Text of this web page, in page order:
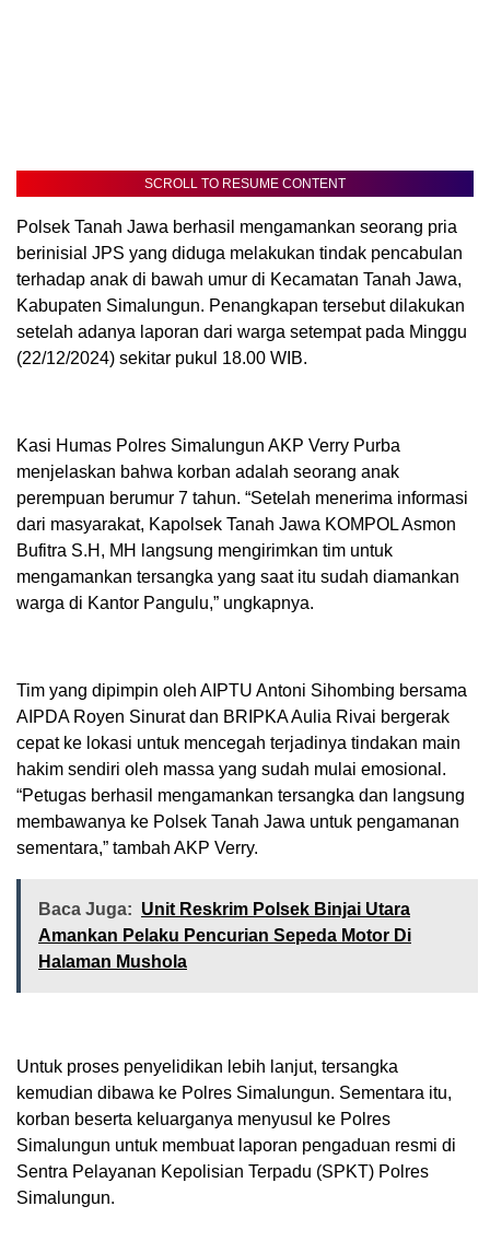
SCROLL TO RESUME CONTENT
Polsek Tanah Jawa berhasil mengamankan seorang pria
berinisial JPS yang diduga melakukan tindak pencabulan
terhadap anak di bawah umur di Kecamatan Tanah Jawa,
Kabupaten Simalungun. Penangkapan tersebut dilakukan
setelah adanya laporan dari warga setempat pada Minggu
(22/12/2024) sekitar pukul 18.00 WIB.
Kasi Humas Polres Simalungun AKP Verry Purba
menjelaskan bahwa korban adalah seorang anak
perempuan berumur 7 tahun. “Setelah menerima informasi
dari masyarakat, Kapolsek Tanah Jawa KOMPOL Asmon
Bufitra S.H, MH langsung mengirimkan tim untuk
mengamankan tersangka yang saat itu sudah diamankan
warga di Kantor Pangulu,” ungkapnya.
Tim yang dipimpin oleh AIPTU Antoni Sihombing bersama
AIPDA Royen Sinurat dan BRIPKA Aulia Rivai bergerak
cepat ke lokasi untuk mencegah terjadinya tindakan main
hakim sendiri oleh massa yang sudah mulai emosional.
“Petugas berhasil mengamankan tersangka dan langsung
membawanya ke Polsek Tanah Jawa untuk pengamanan
sementara,” tambah AKP Verry.
Baca Juga: Unit Reskrim Polsek Binjai Utara
Amankan Pelaku Pencurian Sepeda Motor Di
Halaman Mushola
Untuk proses penyelidikan lebih lanjut, tersangka
kemudian dibawa ke Polres Simalungun. Sementara itu,
korban beserta keluarganya menyusul ke Polres
Simalungun untuk membuat laporan pengaduan resmi di
Sentra Pelayanan Kepolisian Terpadu (SPKT) Polres
Simalungun.